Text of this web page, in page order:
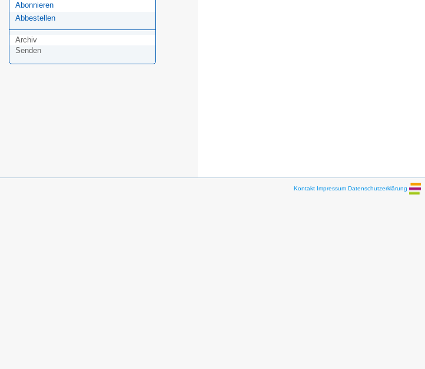
Abonnieren
Abbestellen
Archiv
Senden
Kontakt Impressum Datenschutzerklärung